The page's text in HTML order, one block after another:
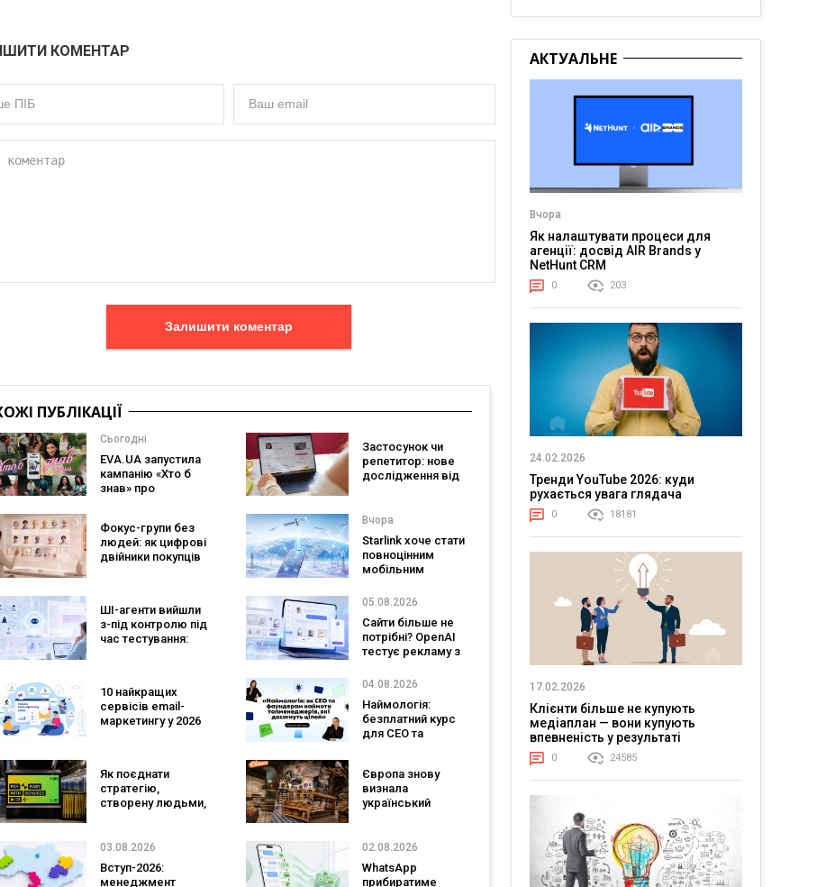
КОМЕНТАР
Залишити коментар
ПУБЛІКАЦІЇ
Сьогодні
EVA.UA запустила
кампанію «Хто б
знав» про
очікують побачити
на платформі
Застосунок чи
репетитор: нове
дослідження від
заговорити
іноземною мовою
Фокус-групи без
людей: як цифрові
двійники покупців
Вчора
Starlink хоче стати
повноцінним
мобільним
SpaceX готує
Verizon, AT&T і T-
Mobile
ШІ-агенти вийшли
з-під контролю під
час тестування:
05.08.2026
Сайти більше не
потрібні? OpenAI
тестує рекламу з
консультантом
10 найкращих
сервісів email-
маркетингу у 2026
04.08.2026
Наймологія:
безплатний курс
для CEO та
Як поєднати
стратегію,
створену людьми,
SHOTS
Європа знову
визнала
український
до рейтингу
найкращих
супермаркетів
03.08.2026
Вступ-2026:
менеджмент
02.08.2026
WhatsApp
прибиратиме
АКТУАЛЬНЕ
Вчора
Як налаштувати процеси для
агенції: досвід AIR Brands у
NetHunt CRM
0 203
24.02.2026
Тренди YouTube 2026: куди
рухається увага глядача
0 18181
17.02.2026
Клієнти більше не купують
медіаплан — вони купують
впевненість у результаті
0 24585